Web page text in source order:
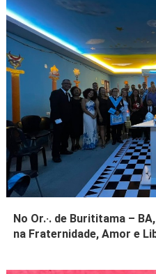
No Or.·. de Burititama –
na Fraternidade, Amor e